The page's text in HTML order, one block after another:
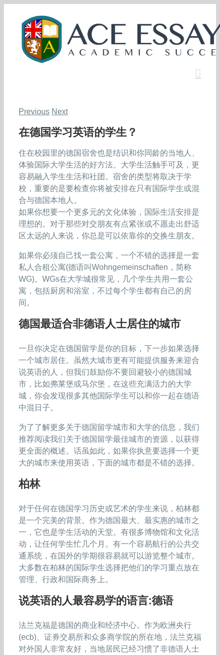
content
Previous Next
在德国学习英语的学生？
住在校园里的德国宿舍也是结识和你同龄的当地人、
体验国际大学生活的好方法。大学生活触手可及，更
容易融入学生生活和社团。宿舍的类型将取决于学
校，重要的是要检查你将被安排在只有国际学生或混
合与德国本地人。
如果你想要一个更多元的文化体验，国际生活安排是
理想的。对于那些对交朋友有点紧张或不愿走出舒适
区太远的人来说，你总是可以依靠你的交换生朋友。
如果你必须自己找一套公寓，一个不错的选择是一套
私人合租公寓(德语叫Wohngemeinschaften，简称
WG)。WGs在大学城很常见，几个学生共用一套公
寓，包括厨房和浴室，不过每个学生都有自己的房
间。
德国最适合非德语人士居住的城市
一旦你决定在德国留学是你的目标，下一步如果选择
一个城市居住。虽然大城市更有可能提供服务来迎合
说英语的人，但我们鼓励你不要回避较小的德国城
市，比如弗莱堡或马尔堡，在这些充满活力的大学
城，你会发现很多其他国际学生可以和你一起在德语
中混日子。
为了了解更多关于德国留学城市和大学的信息，我们
推荐阅读我们关于德国留学最佳城市的资源，以获得
更全面的概述。话虽如此，如果你执意要选择一个更
大的城市来使用英语，下面的城市都是不错的选择。
柏林
对于任何在德国学习历史或艺术的学生来说，柏林都
是一个完美的背景。作为德国最大、最实惠的城市之
一，它也是学生活动的天堂。有很多博物馆和文化活
动，让任何学生忙几个月。有一个容易航行的公共交
通系统，在国外的学期很容易就可以游览整个城市。
大多数在柏林的国际学生选择把他们的学习重点放在
管理、行政和国际商务上。
说英语的人最容易学的语言:德语
法兰克福是德国的商业和经济中心。作为欧洲央行
(ecb)、证券交易所和众多商学院的所在地，法兰克福
对外国人非常友好，当地居民已经习惯了非德语人士